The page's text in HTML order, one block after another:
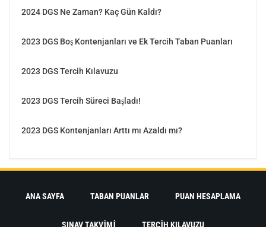
2024 DGS Ne Zaman? Kaç Gün Kaldı?
2023 DGS Boş Kontenjanları ve Ek Tercih Taban Puanları
2023 DGS Tercih Kılavuzu
2023 DGS Tercih Süreci Başladı!
2023 DGS Kontenjanları Arttı mı Azaldı mı?
ANA SAYFA TABAN PUANLAR PUAN HESAPLAMA
SINAV TAKVIMI TERCIH KILAVUZU